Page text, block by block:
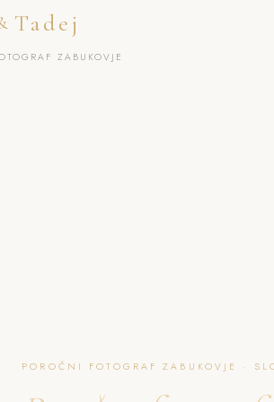
Tadej
ZABUKOVJE
POROČNI FOTOGRAF ZABUKOVJE ·